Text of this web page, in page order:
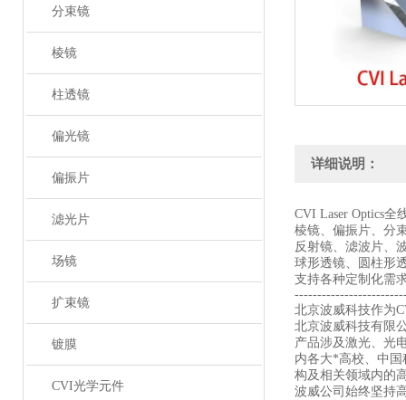
分束镜
棱镜
柱透镜
偏光镜
偏振片
滤光片
场镜
扩束镜
镀膜
CVI光学元件
详细说明：
CVI Laser Optics全
棱镜、偏振片、分
反射镜、滤波片、
球形透镜、圆柱形
支持各种定制化需
北京波威科技作为
北京波威科技有限
产品涉及激光、光
内各大*高校、中
构及相关领域内的
波威公司始终坚持